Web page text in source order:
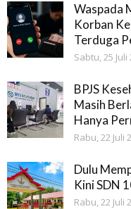
Waspada
Korban
Terduga
Sabtu, 25 Juli
BPJS
Masih
Hanya
Rabu, 22 Juli
Dulu
Kini SDN
Rabu, 22 Juli